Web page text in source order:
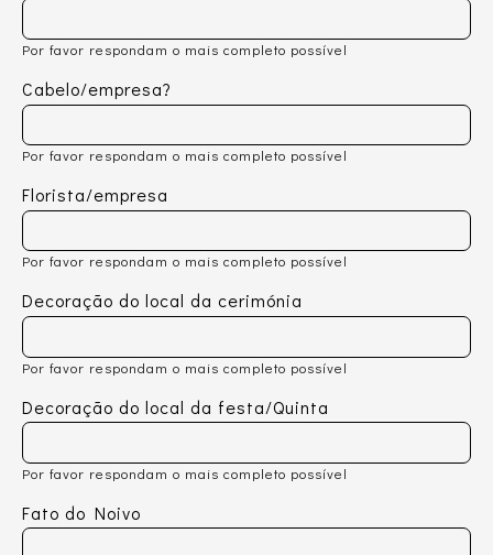
Por favor respondam o mais completo possível
Cabelo/empresa?
Por favor respondam o mais completo possível
Florista/empresa
Por favor respondam o mais completo possível
Decoração do local da cerimónia
Por favor respondam o mais completo possível
Decoração do local da festa/Quinta
Por favor respondam o mais completo possível
Fato do Noivo